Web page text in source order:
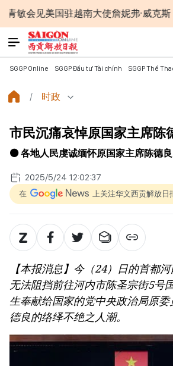
国驻越南大使詹妮弗·威克斯 越
SGGP Online SGGP Đầu tư Tài chính SGGP Thể
时政
市民沉痛哀悼原国家主席陈
⚫ 各地人民虔诚缅怀原国家主席陈德良
2025/5/24 12:02:37
在 上关注华文西贡解放日
【本报消息】今（24）日的首都
无法阻挡前往河内市陈圣宗街5号
生奉献给国家的党中央政治局原
德良的络绎不绝之人潮。